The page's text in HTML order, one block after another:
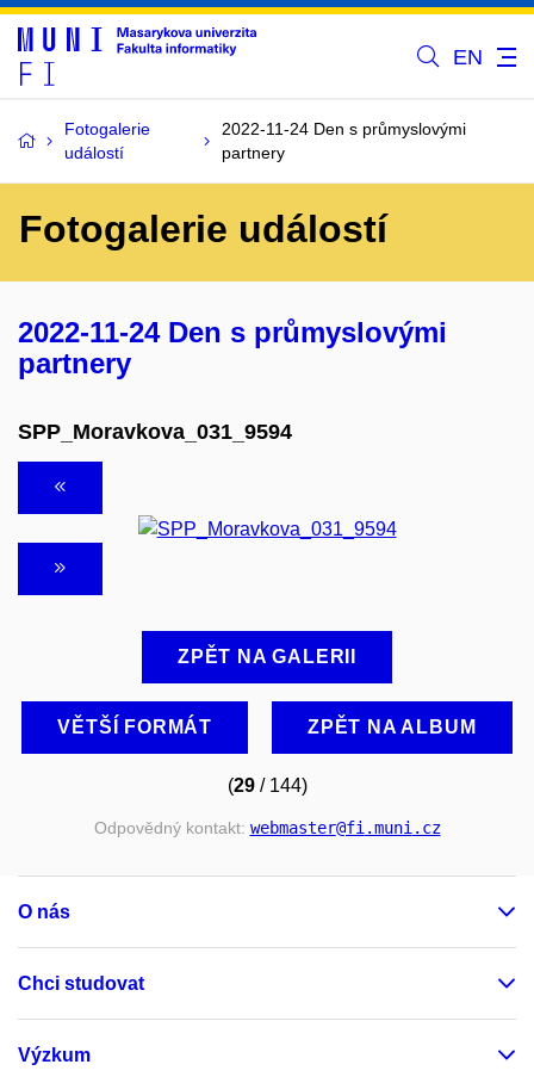
EN
Fotogalerie
událostí
2022-11-24 Den s průmyslovými
partnery
Fotogalerie událostí
2022-11-24 Den s průmyslovými
partnery
SPP_Moravkova_031_9594
ZPĚT NA GALERII
VĚTŠÍ FORMÁT ZPĚT NA ALBUM
(29/ 144)
Odpovědný kontakt: webmaster@fi.muni.cz
O nás
Chci studovat
Výzkum